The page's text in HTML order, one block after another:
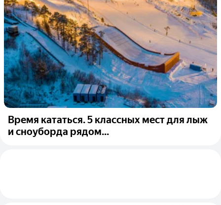
Время кататься. 5 классных мест для лыж
и сноуборда рядом...